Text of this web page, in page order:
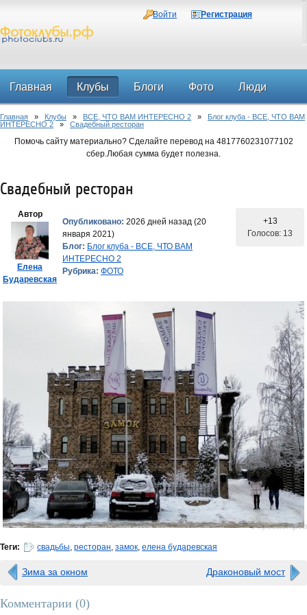
Войти Регистрация
Главная Клубы Блоги Фото Люди
Форум
Главная » Клубы » ВСЕ, ЧТО ВАМ ИНТЕРЕСНО 2 » Блог клуба - ВСЕ, ЧТО ВАМ
ИНТЕРЕСНО 2 » Свадебный ресторан
Помочь сайту материально? Сделайте перевод на 4817760231077102
сбер.Любая сумма будет полезна.
Свадебный ресторан
Автор
Елена
Бударевская
Опубликовано: 2026 дней назад (20
января 2021)
Блог: Блог клуба - ВСЕ, ЧТО ВАМ
ИНТЕРЕСНО 2
Рубрика: ФОТО
+13
Голосов: 13
0 просмотров
Теги: свадьбы, ресторан, замок, елена бударевская
Зима за окном Драконовый мост
Комментарии (0)